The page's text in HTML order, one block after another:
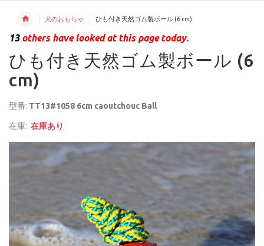
犬のおもちゃ ひも付き天然ゴム製ボール (6 cm)
13others have looked at this page today.
ひも付き天然ゴム製ボール (6
cm)
型番: TT13#1058 6cm caoutchouc Ball
在庫: 在庫あり